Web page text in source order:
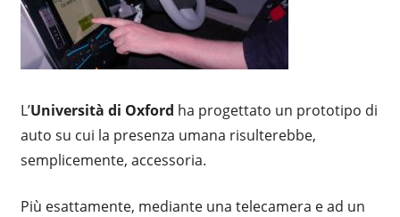
L’Università di Oxford ha progettato un prototipo di
auto su cui la presenza umana risulterebbe,
semplicemente, accessoria.
Più esattamente, mediante una telecamera e ad un